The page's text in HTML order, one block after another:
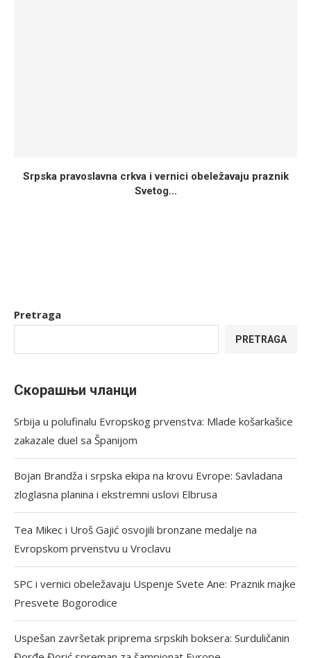
Srpska pravoslavna crkva i vernici obeležavaju praznik
Svetog...
Pretraga
PRETRAGA
Скорашњи чланци
Srbija u polufinalu Evropskog prvenstva: Mlade košarkašice
zakazale duel sa Španijom
Bojan Brandža i srpska ekipa na krovu Evrope: Savladana
zloglasna planina i ekstremni uslovi Elbrusa
Tea Mikec i Uroš Gajić osvojili bronzane medalje na
Evropskom prvenstvu u Vroclavu
SPC i vernici obeležavaju Uspenje Svete Ane: Praznik majke
Presvete Bogorodice
Uspešan završetak priprema srpskih boksera: Surduličanin